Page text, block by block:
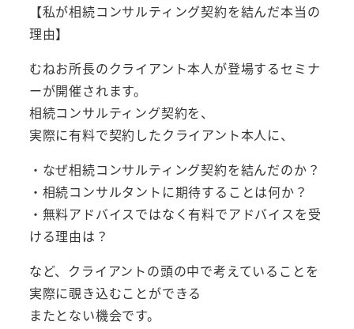
【私が相続コンサルティング契約を結んだ本当の
理由】
むねお所長のクライアント本人が登場するセミナ
ーが開催されます。
相続コンサルティング契約を、
実際に有料で契約したクライアント本人に、
・なぜ相続コンサルティング契約を結んだのか？
・相続コンサルタントに期待することは何か？
・無料アドバイスではなく有料でアドバイスを受
ける理由は？
など、クライアントの頭の中で考えていることを
実際に覗き込むことができる
またとない機会です。